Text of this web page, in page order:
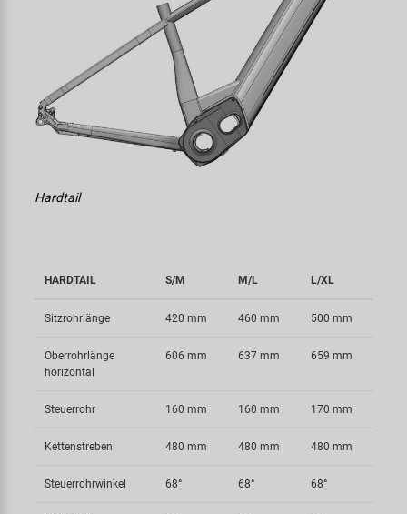
Hardtail
HARDTAIL S/M M/L L/XL
Sitzrohrlänge 420 mm 460 mm 500 mm
Oberrohrlänge
horizontal
606 mm 637 mm 659 mm
Steuerrohr 160 mm 160 mm 170 mm
Kettenstreben 480 mm 480 mm 480 mm
Steuerrohrwinkel 68° 68° 68°